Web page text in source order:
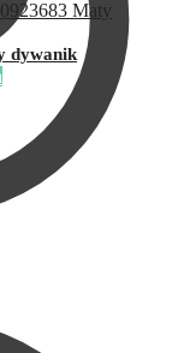
dywanik